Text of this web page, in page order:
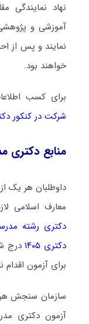
نهاد نمایندگی
آموزشی و
نمایند و پس از
خواهند بود.
برای کسب
شرکت در کنکور
منابع
داوطلبان هر یک
ﻣﻌﺎرف اﺳﻼمی
دکتری رشته
دکتری ۱۴۰۵
درج
برای آزمون اقدام
سازمان سنجش هر
آزمون دکتری